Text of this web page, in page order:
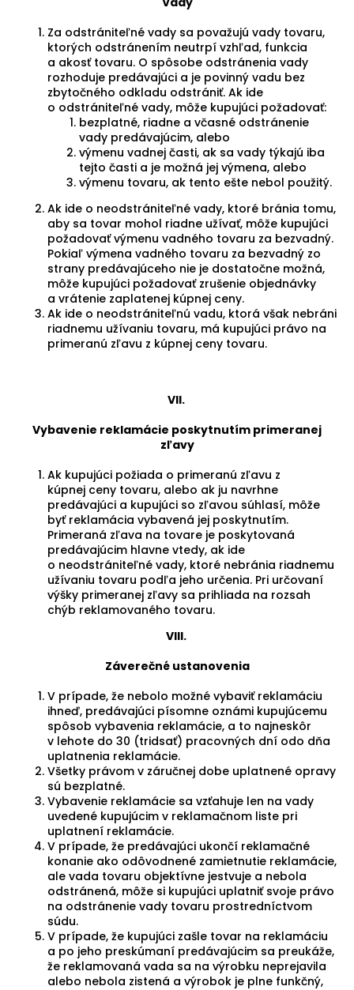
Za odstrániteľné vady sa považujú vady tovaru,
ktorých odstránením neutrpí vzhľad, funkcia
a akosť tovaru. O spôsobe odstránenia vady
rozhoduje predávajúci a je povinný vadu bez
zbytočného odkladu odstrániť. Ak ide
o odstrániteľné vady, môže kupujúci požadovať:
bezplatné, riadne a včasné odstránenie
vady predávajúcim, alebo
výmenu vadnej časti, ak sa vady týkajú iba
tejto časti a je možná jej výmena, alebo
výmenu tovaru, ak tento ešte nebol použitý.
Ak ide o neodstrániteľné vady, ktoré bránia tomu,
aby sa tovar mohol riadne užívať, môže kupujúci
požadovať výmenu vadného tovaru za bezvadný.
Pokiaľ výmena vadného tovaru za bezvadný zo
strany predávajúceho nie je dostatočne možná,
môže kupujúci požadovať zrušenie objednávky
a vrátenie zaplatenej kúpnej ceny.
Ak ide o neodstrániteľnú vadu, ktorá však nebráni
riadnemu užívaniu tovaru, má kupujúci právo na
primeranú zľavu z kúpnej ceny tovaru.
VII.
Vybavenie reklamácie poskytnutím primeranej
zľavy
Ak kupujúci požiada o primeranú zľavu z
kúpnej ceny tovaru, alebo ak ju navrhne
predávajúci a kupujúci so zľavou súhlasí, môže
byť reklamácia vybavená jej poskytnutím.
Primeraná zľava na tovare je poskytovaná
predávajúcim hlavne vtedy, ak ide
o neodstrániteľné vady, ktoré nebránia riadnemu
užívaniu tovaru podľa jeho určenia. Pri určovaní
výšky primeranej zľavy sa prihliada na rozsah
chýb reklamovaného tovaru.
VIII.
Záverečné ustanovenia
V prípade, že nebolo možné vybaviť reklamáciu
ihneď, predávajúci písomne oznámi kupujúcemu
spôsob vybavenia reklamácie, a to najneskôr
v lehote do 30 (tridsať) pracovných dní odo dňa
uplatnenia reklamácie.
Všetky právom v záručnej dobe uplatnené opravy
sú bezplatné.
Vybavenie reklamácie sa vzťahuje len na vady
uvedené kupujúcim v reklamačnom liste pri
uplatnení reklamácie.
V prípade, že predávajúci ukončí reklamačné
konanie ako odôvodnené zamietnutie reklamácie,
ale vada tovaru objektívne jestvuje a nebola
odstránená, môže si kupujúci uplatniť svoje právo
na odstránenie vady tovaru prostredníctvom
súdu.
V prípade, že kupujúci zašle tovar na reklamáciu
a po jeho preskúmaní predávajúcim sa preukáže,
že reklamovaná vada sa na výrobku neprejavila
alebo nebola zistená a výrobok je plne funkčný,